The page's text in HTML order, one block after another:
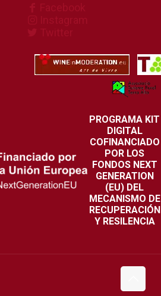
PROGRAMA KIT
DIGITAL
COFINANCIADO
POR LOS
FONDOS NEXT
GENERATION
(EU) DEL
MECANISMO DE
RECUPERACIÓN
Y RESILENCIA